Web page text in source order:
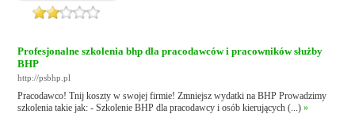
Profesjonalne szkolenia bhp dla pracodawców i pracowników służby
BHP
http://psbhp.pl
Pracodawco! Tnij koszty w swojej firmie! Zmniejsz wydatki na BHP Prowadzimy
szkolenia takie jak: - Szkolenie BHP dla pracodawcy i osób kierujących (...)»